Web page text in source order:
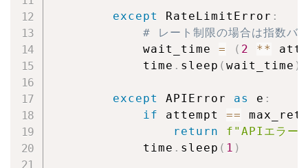
except RateLimitError :
# レート制限の場合は指数バ
            wait_time
= ( 2 **
            time
. sleep ( wait_time )
except APIError as e :
if attempt ==
return
f"APIエラー
            time
. sleep ( 1 )